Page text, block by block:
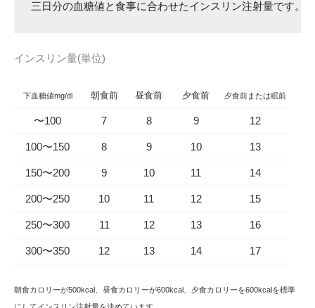
三日分の血糖値と食事に合わせたインスリン注射量です。
インスリン量(単位)
下血糖値mg/dl 朝食前 昼食前 夕食前 夕食前または眠前
〜100 7 8 9 12
100〜150 8 9 10 13
150〜200 9 10 11 14
200〜250 10 11 12 15
250〜300 11 12 13 16
300〜350 12 13 14 17
朝食カロリーが500kcal、昼食カロリーが600kcal、夕食カロリーを600kcalを標準